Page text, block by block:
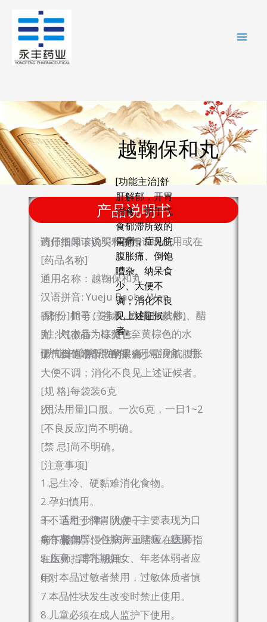
[功能主治]舒
肝解郁，开胃
消食。用于气
食郁滞所致的
胃痛，症见脘
腹胀痛、倒饱
嘈杂、纳呆食
少、大便不
调；消化不良
见上述证候
者。
越鞠保和丸
产品说明书
请仔细阅读说明书并按说明使用或在药师指导下购买和使用
[药品名称]
通用名称：越鞠保和丸
汉语拼音: Yueju Baohe Wan
[成 份]栀子 (姜制)、六神曲(麸炒)、醋香附、川芎、苍术、木香、槟榔。
[性 状]本品为棕黄色至黄棕色的水丸；气微香，味微苦。
[功能主治]舒肝解郁，开胃消食。用于气食郁滞所致的胃痛，症见脘腹胀痛、倒饱嘈杂、纳呆食少、
大便不调；消化不良见上述证候者。
[规 格]每袋装6克
[用法用量]口服。一次6克，一日1~2次。
[不良反应]尚不明确。
[禁 忌]尚不明确。
[注意事项]
1.忌生冷、硬黏难消化食物。
2.孕妇慎用。
3.不适用于脾胃阴虚，主要表现为口干、舌红少津、大便干。
4.有高血压、心脏病、肝病、糖尿病、肾病等慢性病严重者应在医师指导下服用。
5.儿童、哺乳期妇女、年老体弱者应在医师指导下服用。
6.对本品过敏者禁用，过敏体质者慎用。
7.本品性状发生改变时禁止使用。
8.儿童必须在成人监护下使用。